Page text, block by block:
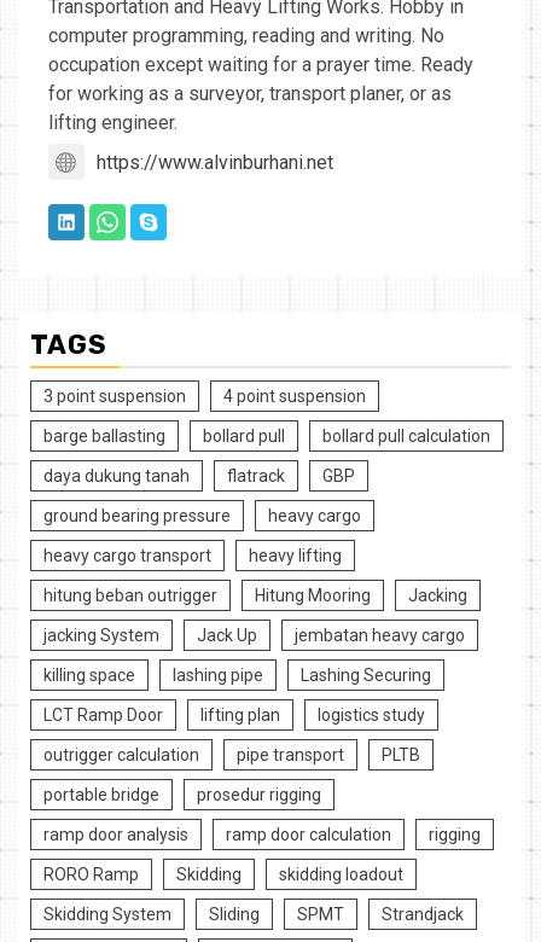
Transportation and Heavy Lifting Works. Hobby in
computer programming, reading and writing. No
occupation except waiting for a prayer time. Ready
for working as a surveyor, transport planer, or as
lifting engineer.
https://www.alvinburhani.net
TAGS
3 point suspension 4 point suspension
barge ballasting bollard pull bollard pull calculation
daya dukung tanah flatrack GBP
ground bearing pressure heavy cargo
heavy cargo transport heavy lifting
hitung beban outrigger Hitung Mooring Jacking
jacking System Jack Up jembatan heavy cargo
killing space lashing pipe Lashing Securing
LCT Ramp Door lifting plan logistics study
outrigger calculation pipe transport PLTB
portable bridge prosedur rigging
ramp door analysis ramp door calculation rigging
RORO Ramp Skidding skidding loadout
Skidding System Sliding SPMT Strandjack